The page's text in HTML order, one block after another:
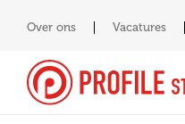
Over ons Vacatures